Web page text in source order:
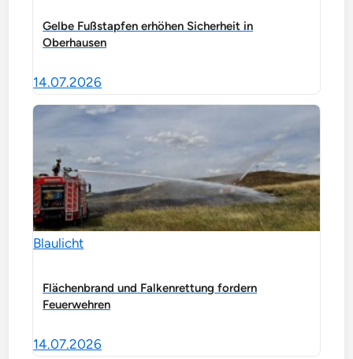
Gelbe Fußstapfen erhöhen Sicherheit in
Oberhausen
14.07.2026
Blaulicht
Flächenbrand und Falkenrettung fordern
Feuerwehren
14.07.2026